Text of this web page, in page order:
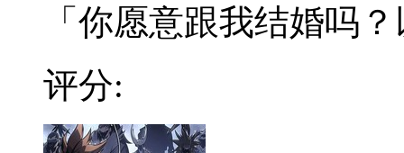
「你愿意跟我结婚吗
评分: